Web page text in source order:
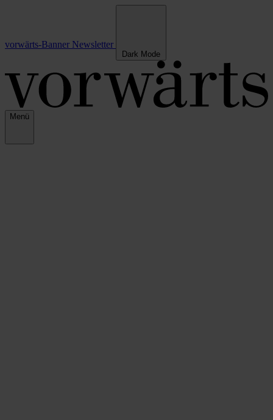
vorwärts-Banner Newsletter
Dark Mode
Menü